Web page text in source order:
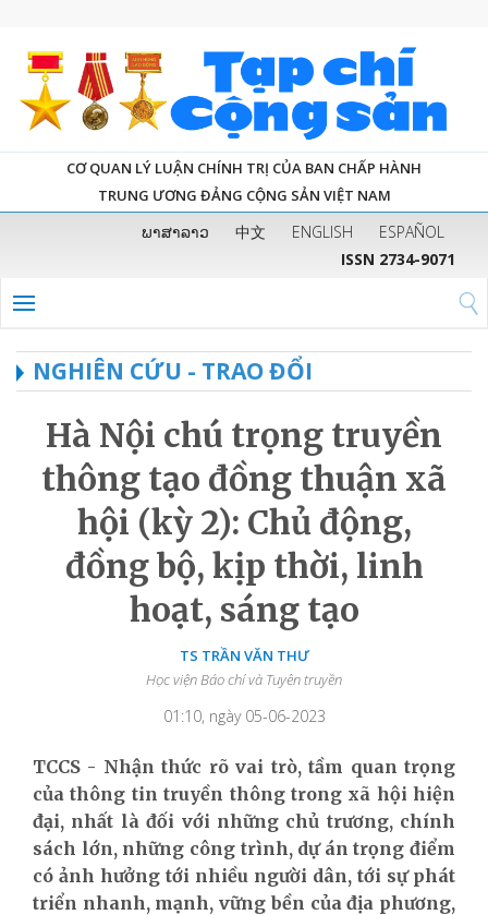
CƠ QUAN LÝ LUẬN CHÍNH TRỊ CỦA BAN CHẤP HÀNH
TRUNG ƯƠNG ĐẢNG CỘNG SẢN VIỆT NAM
ພາສາລາວ 中文 ENGLISH
ESPAÑOL
ISSN 2734-9071
NGHIÊN CỨU - TRAO ĐỔI
Hà Nội chú trọng truyền
thông tạo đồng thuận xã
hội (kỳ 2): Chủ động,
đồng bộ, kịp thời, linh
hoạt, sáng tạo
TS TRẦN VĂN THƯ
Học viện Báo chí và Tuyên truyền
01:10, ngày 05-06-2023
TCCS - Nhận thức rõ vai trò, tầm quan trọng
của thông tin truyền thông trong xã hội hiện
đại, nhất là đối với những chủ trương, chính
sách lớn, những công trình, dự án trọng điểm
có ảnh hưởng tới nhiều người dân, tới sự phát
triển nhanh, mạnh, vững bền của địa phương,